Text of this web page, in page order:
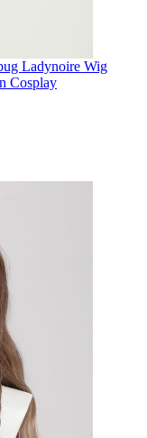
Ladynoire Wig
Cosplay